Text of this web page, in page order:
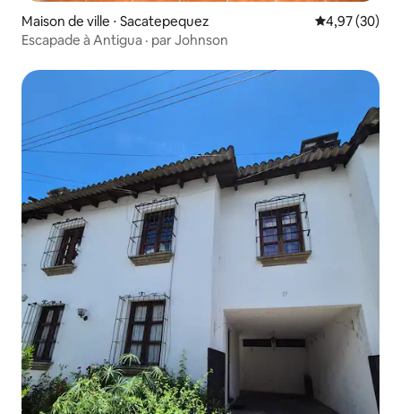
Maison de ville ⋅ Sacatepequez Évaluation
4,97 (30)
Escapade à Antigua · par Johnson